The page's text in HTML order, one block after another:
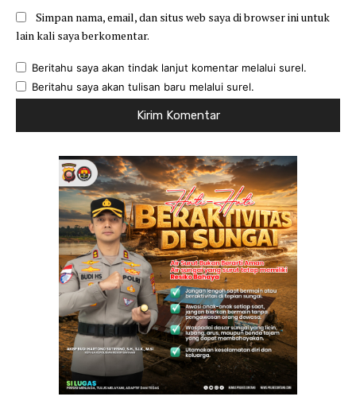
Simpan nama, email, dan situs web saya di browser ini untuk
lain kali saya berkomentar.
Beritahu saya akan tindak lanjut komentar melalui surel.
Beritahu saya akan tulisan baru melalui surel.